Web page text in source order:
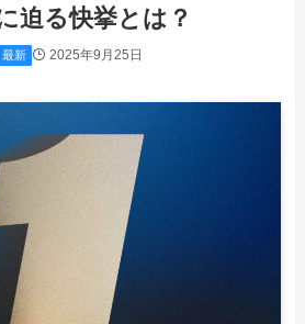
迫る快挙とは？
新 2025年9月25日